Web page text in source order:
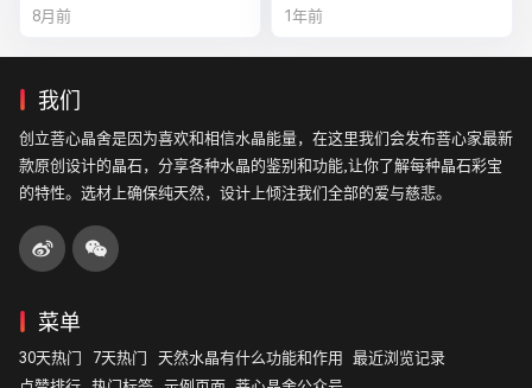
可以来排队
8月前 1年前
我们
创立菩心晶舍是因为喜欢和相信水晶能量，在这里我们会发布菩心家最新
款原创设计的晶石，分享各种水晶的鉴别和功能,让你了解每种晶石彩宝
的特性。选材上确保纯天然，设计上倾注我们全部的爱与慈悲。
菜单
30天热门 7天热门 天然水晶有什么功能和作用
最近浏览记录